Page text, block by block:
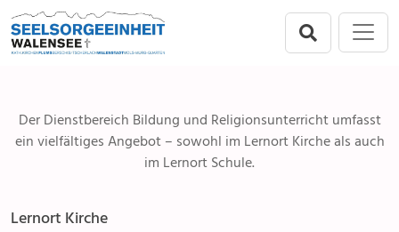
Direkt zur Hauptnavigation springen
Direkt zum Inhalt springen
Der Dienstbereich Bildung und Religionsunterricht umfasst
ein vielfältiges Angebot – sowohl im Lernort Kirche als auch
im Lernort Schule.
Lernort Kirche
Menu
Flums
Berschis-Tscherlach
Mols-Murg-Quarten
Gottesdienste
Angebote & Sakramente
Angebote & Sakramente
Erstkommunion
Firmung